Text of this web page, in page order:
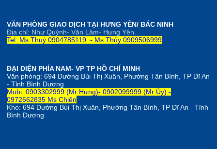
VĂN PHÒNG GIAO DỊCH TẠI HƯNG YÊN/ BẮC NINH
Địa chỉ: Như Quỳnh- Văn Lâm- Hưng Yên.
Tel: Ms Thuý 0904785119 - Ms Thủy 0909506999
ĐẠI DIỆN PHÍA NAM- VP TP HỒ CHÍ MINH
Văn phòng: 694 Đường Bùi Thị Xuân, Phường Tân Bình, TP Dĩ An
- Tỉnh Bình Dương
Mobi: 0903302999 (Mr Hưng)- 0902099999 (Mr Úy) -
0972662835 Ms Chiên
Kho: 694 Đường Bùi Thị Xuân, Phường Tân Bình, TP Dĩ An - Tỉnh
Bình Dương